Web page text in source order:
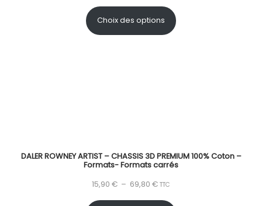
Choix des options
DALER ROWNEY ARTIST – CHASSIS 3D PREMIUM 100% Coton –
Formats- Formats carrés
15,90 € – 69,80 € TTC